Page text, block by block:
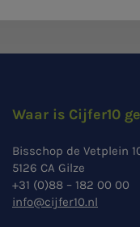
Waar is Cijfer10
Bisschop de Vetplein
5126 CA Gilze
+31 (0)88 – 182 00 00
info@cijfer10.nl